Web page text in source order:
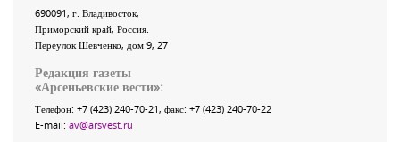
690091, г. Владивосток,
Приморский край, Россия
Переулок Шевченко, дом 9, 27
Редакция газеты
«Арсеньевские вести»:
Телефон: +7 (423) 240-70-21, факс: +7 (423) 240-70-22
E-mail: av@arsvest.ru